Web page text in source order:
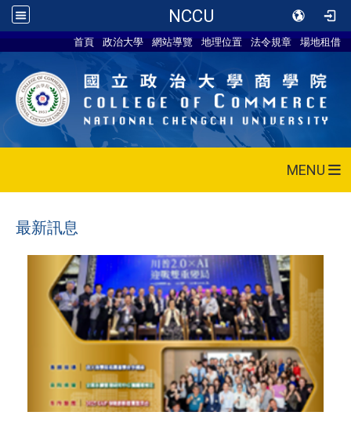
NCCU
首頁 政治大學 網站導覽 地理位置 法令規章 場地租借
MENU
最新訊息